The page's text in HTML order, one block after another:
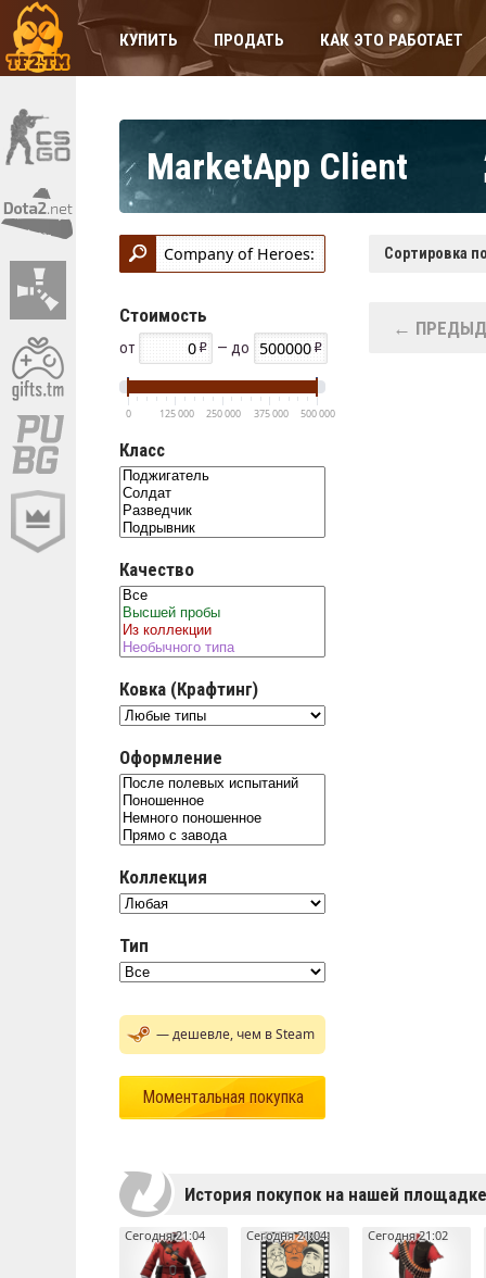
КУПИТЬ ПРОДАТЬ КАК ЭТО РАБОТАЕТ
MarketApp Client
Стоимость
от — до
0 125 000 250 000 375 000 500 000
Класс
Качество
Ковка (Крафтинг)
Оформление
Коллекция
Тип
— дешевле, чем в Steam
Моментальная покупка
Сортировка
←
История покупок на нашей площадке
Сегодня 21:04 Сегодня 21:04 Сегодня 21:02